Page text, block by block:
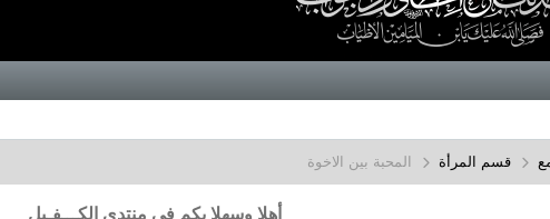
قسم المرأة المحبة بين الاخوة
أهلا وسهلا بكم في منتدى الكـــفـيل